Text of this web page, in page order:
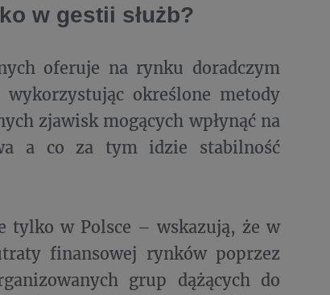
w gestii służb?
oferuje na rynku doradczym
określone metody
zjawisk mogących wpłynąć na
a co za tym idzie stabilność
tylko w Polsce – wskazują, że w
finansowej rynków poprzez
grup dążących do